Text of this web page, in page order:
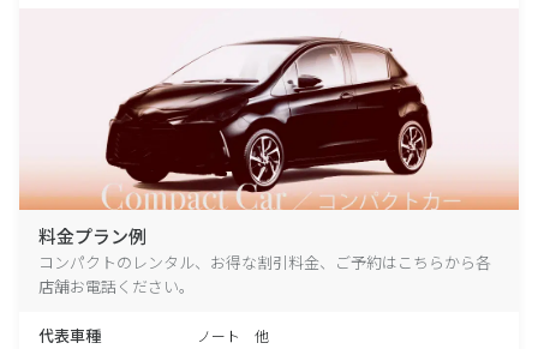
料金プラン例
コンパクトのレンタル、お得な割引料金、ご予約はこちらから各
店舗お電話ください。
代表車種 ノート 他